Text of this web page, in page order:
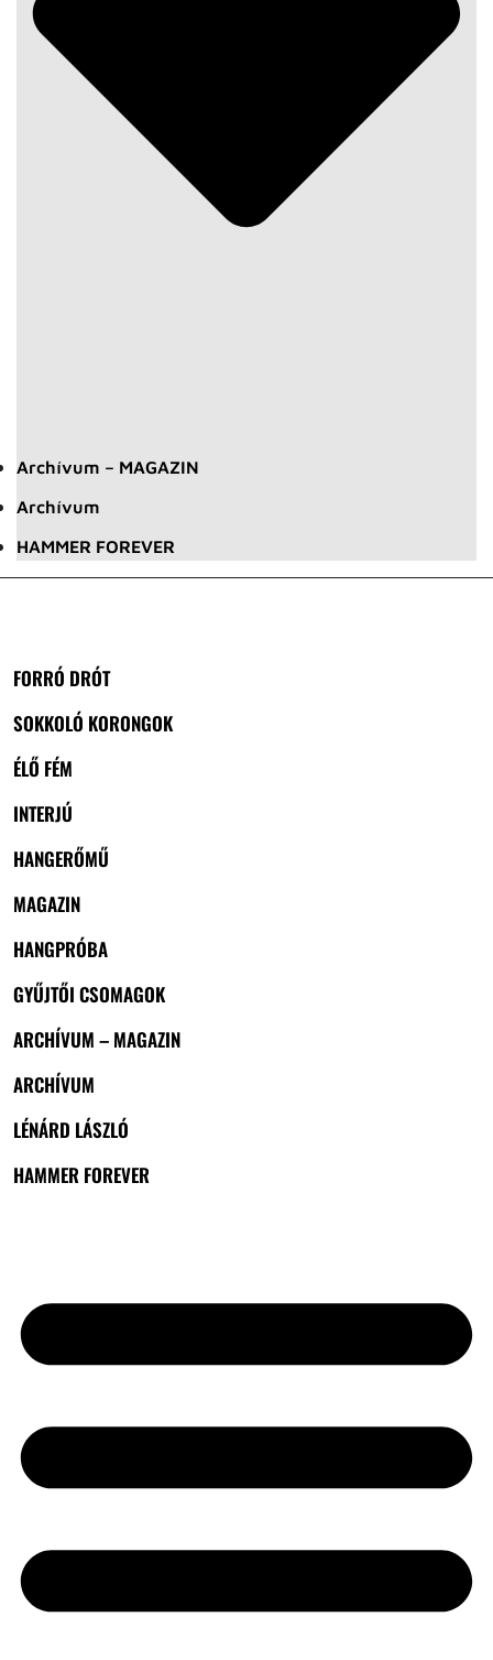
Archívum – MAGAZIN
Archívum
HAMMER FOREVER
FORRÓ DRÓT
SOKKOLÓ KORONGOK
ÉLŐ FÉM
INTERJÚ
HANGERŐMŰ
MAGAZIN
HANGPRÓBA
GYŰJTŐI CSOMAGOK
ARCHÍVUM – MAGAZIN
ARCHÍVUM
LÉNÁRD LÁSZLÓ
HAMMER FOREVER